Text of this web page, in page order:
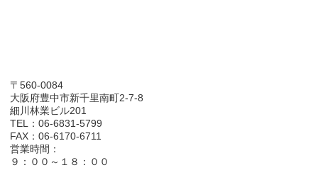
〒560-0084
大阪府豊中市新千里南町2-7-8
細川林業ビル201
TEL：06-6831-5799
FAX：06-6170-6711
営業時間：
９：００～１８：００